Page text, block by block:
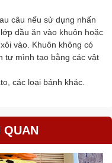
câu nếu sử dụng nhấn
dầu ăn vào khuôn hoặc
vào. Khuôn không có
tự mình tạo bằng các vật
các loại bánh khác.
QUAN